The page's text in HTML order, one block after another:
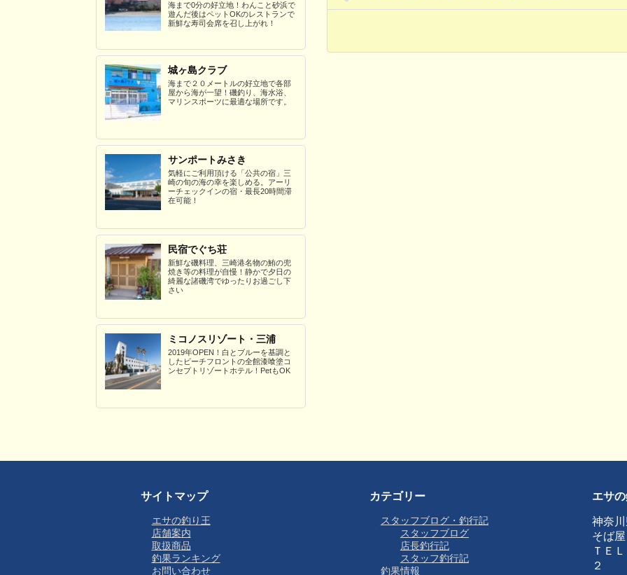
海まで0分の好立地！わんこと砂浜で
遊んだ後はペットOKのレストランで
新鮮な寿司会席を召し上がれ！
城ヶ島クラブ
海まで２０メートルの好立地で各部
屋から海が一望！磯釣り、海水浴、
マリンスポーツに最適な場所です。
サンポートみさき
気軽にご利用頂ける「公共の宿」三
崎の旬の海の幸を楽しめる。アーリ
ーチェックインの宿・最長20時間滞
在可能！
民宿でぐち荘
新鮮な磯料理、三崎港名物の鮪の兜
焼き等の料理が自慢！静かで夕日の
綺麗な諸磯湾でゆったりお過ごし下
さい
ミコノスリゾート・三浦
2019年OPEN！白とブルーを基調と
したビーチフロントの全館漆喰塗コ
ンセプトリゾートホテル！PetもOK
サイトマップ
エサの釣り王
店舗案内
取扱商品
釣果ランキング
お問い合わせ
カテゴリー
スタッフブログ・釣行記
スタッフブログ
店長釣行記
スタッフ釣行記
釣果情報
エサ
神奈
そば
ＴＥ
２